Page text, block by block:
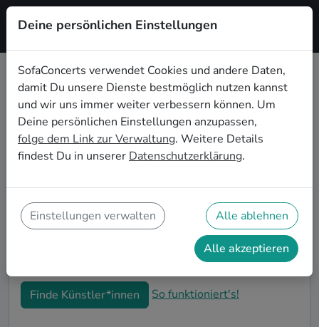
Registrieren
Instrumentale Live-Musik für die
Einweihungsparty in Oldenburg
Du bist gerade in Deine neue Wohnung eingezogen
und möchtest jetzt die ersten Erinnerungen formen?
Einweihungsparty in Oldenburg kannst Du Dir sicher
sein, dass Deine Wohnung im richtigen Glanz
erstrahlt. Auf SofaConcerts findest Du professionelle
und authentische Live-Acts, die perfekt auf Deine
Einweihungsparty in Oldenburg passen.
Finde Künstler*innen So funktioniert's!
Deine persönlichen Einstellungen
SofaConcerts verwendet Cookies und andere Daten,
damit Du unsere Dienste bestmöglich nutzen kannst
und wir uns immer weiter verbessern können. Um
Deine persönlichen Einstellungen anzupassen,
folge dem Link zur Verwaltung. Weitere Details
findest Du in unserer Datenschutzerklärung.
Einstellungen verwalten Alle ablehnen
Alle akzeptieren